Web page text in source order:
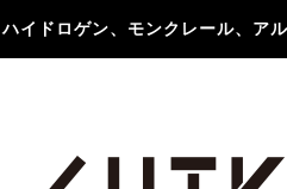
ハイドロゲン、モンクレール、ア